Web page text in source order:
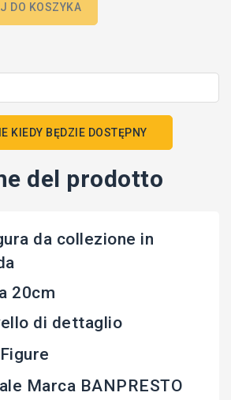
DO KOSZYKA
KIEDY BĘDZIE DOSTĘPNY
del prodotto
da collezione in
20cm
di dettaglio
Marca BANPRESTO